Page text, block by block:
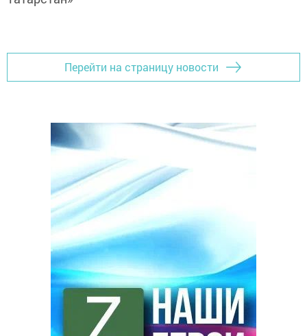
Перейти на страницу новости